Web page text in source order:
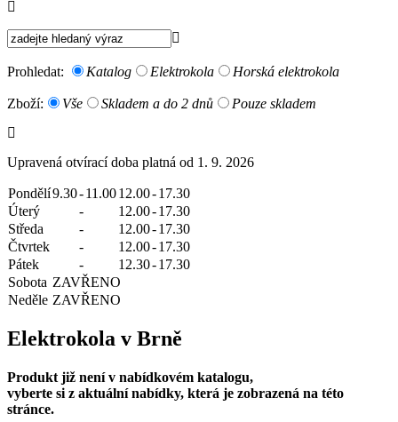
Prohledat: Katalog Elektrokola Horská elektrokola
Zboží: Vše Skladem a do 2 dnů Pouze skladem
Upravená otvírací doba platná od 1. 9. 2026
Pondělí9.30-11.0012.00-17.30
Úterý
- 12.00-17.30
Středa
- 12.00-17.30
Čtvrtek
- 12.00-17.30
Pátek
- 12.30-17.30
Sobota ZAVŘENO
Neděle ZAVŘENO
Elektrokola v Brně
Produkt již není v nabídkovém katalogu,
vyberte si z aktuální nabídky, která je zobrazená na této
stránce.